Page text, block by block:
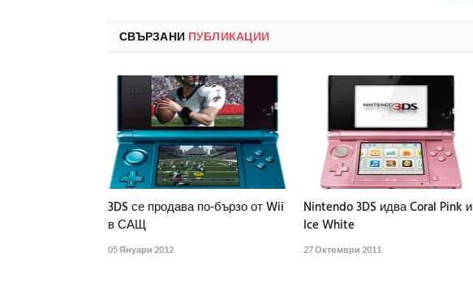
СВЪРЗАНИ ПУБЛИКАЦИИ
3DS се продава по-бързо от Wii
в САЩ
05 Януари 2012
Nintendo 3DS идва Coral Pink и
Ice White
27 Октомври 2011